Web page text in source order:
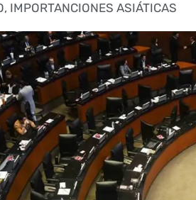
, IMPORTANCIONES ASIÁTICAS